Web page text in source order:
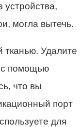
устройства,
могла вытечь.
тканью. Удалите
помощью
что вы
порт
для